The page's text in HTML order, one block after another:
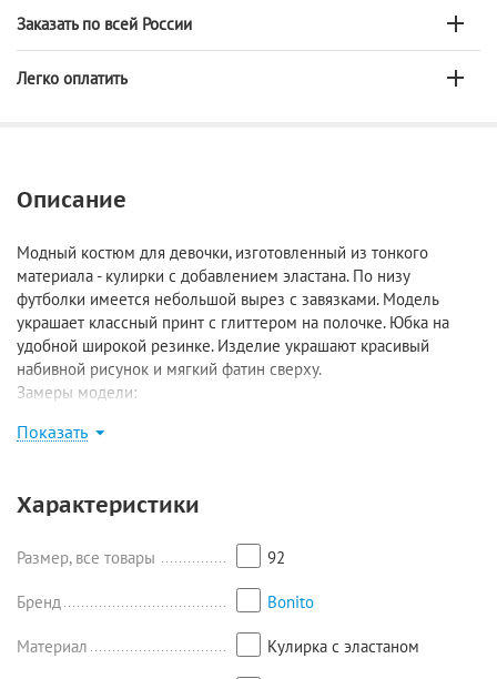
Заказать по всей России
Легко оплатить
Описание
Модный костюм для девочки, изготовленный из тонкого
материала - кулирки с добавлением эластана. По низу
футболки имеется небольшой вырез с завязками. Модель
украшает классный принт с глиттером на полочке. Юбка на
удобной широкой резинке. Изделие украшают красивый
набивной рисунок и мягкий фатин сверху.
Замеры модели:
24 см;
Размер 104: футболка: длина 38 см, ширина 27,5 см, юбка:
Размер 110: футболка: длина 39 см, ширина 28 см, юбка: длина
Размер 116: футболка: длина 42 см, ширина 30 см, юбка: длина
Показать
Характеристики
Размер, все товары 92
Бренд Bonito
Материал Кулирка с эластаном